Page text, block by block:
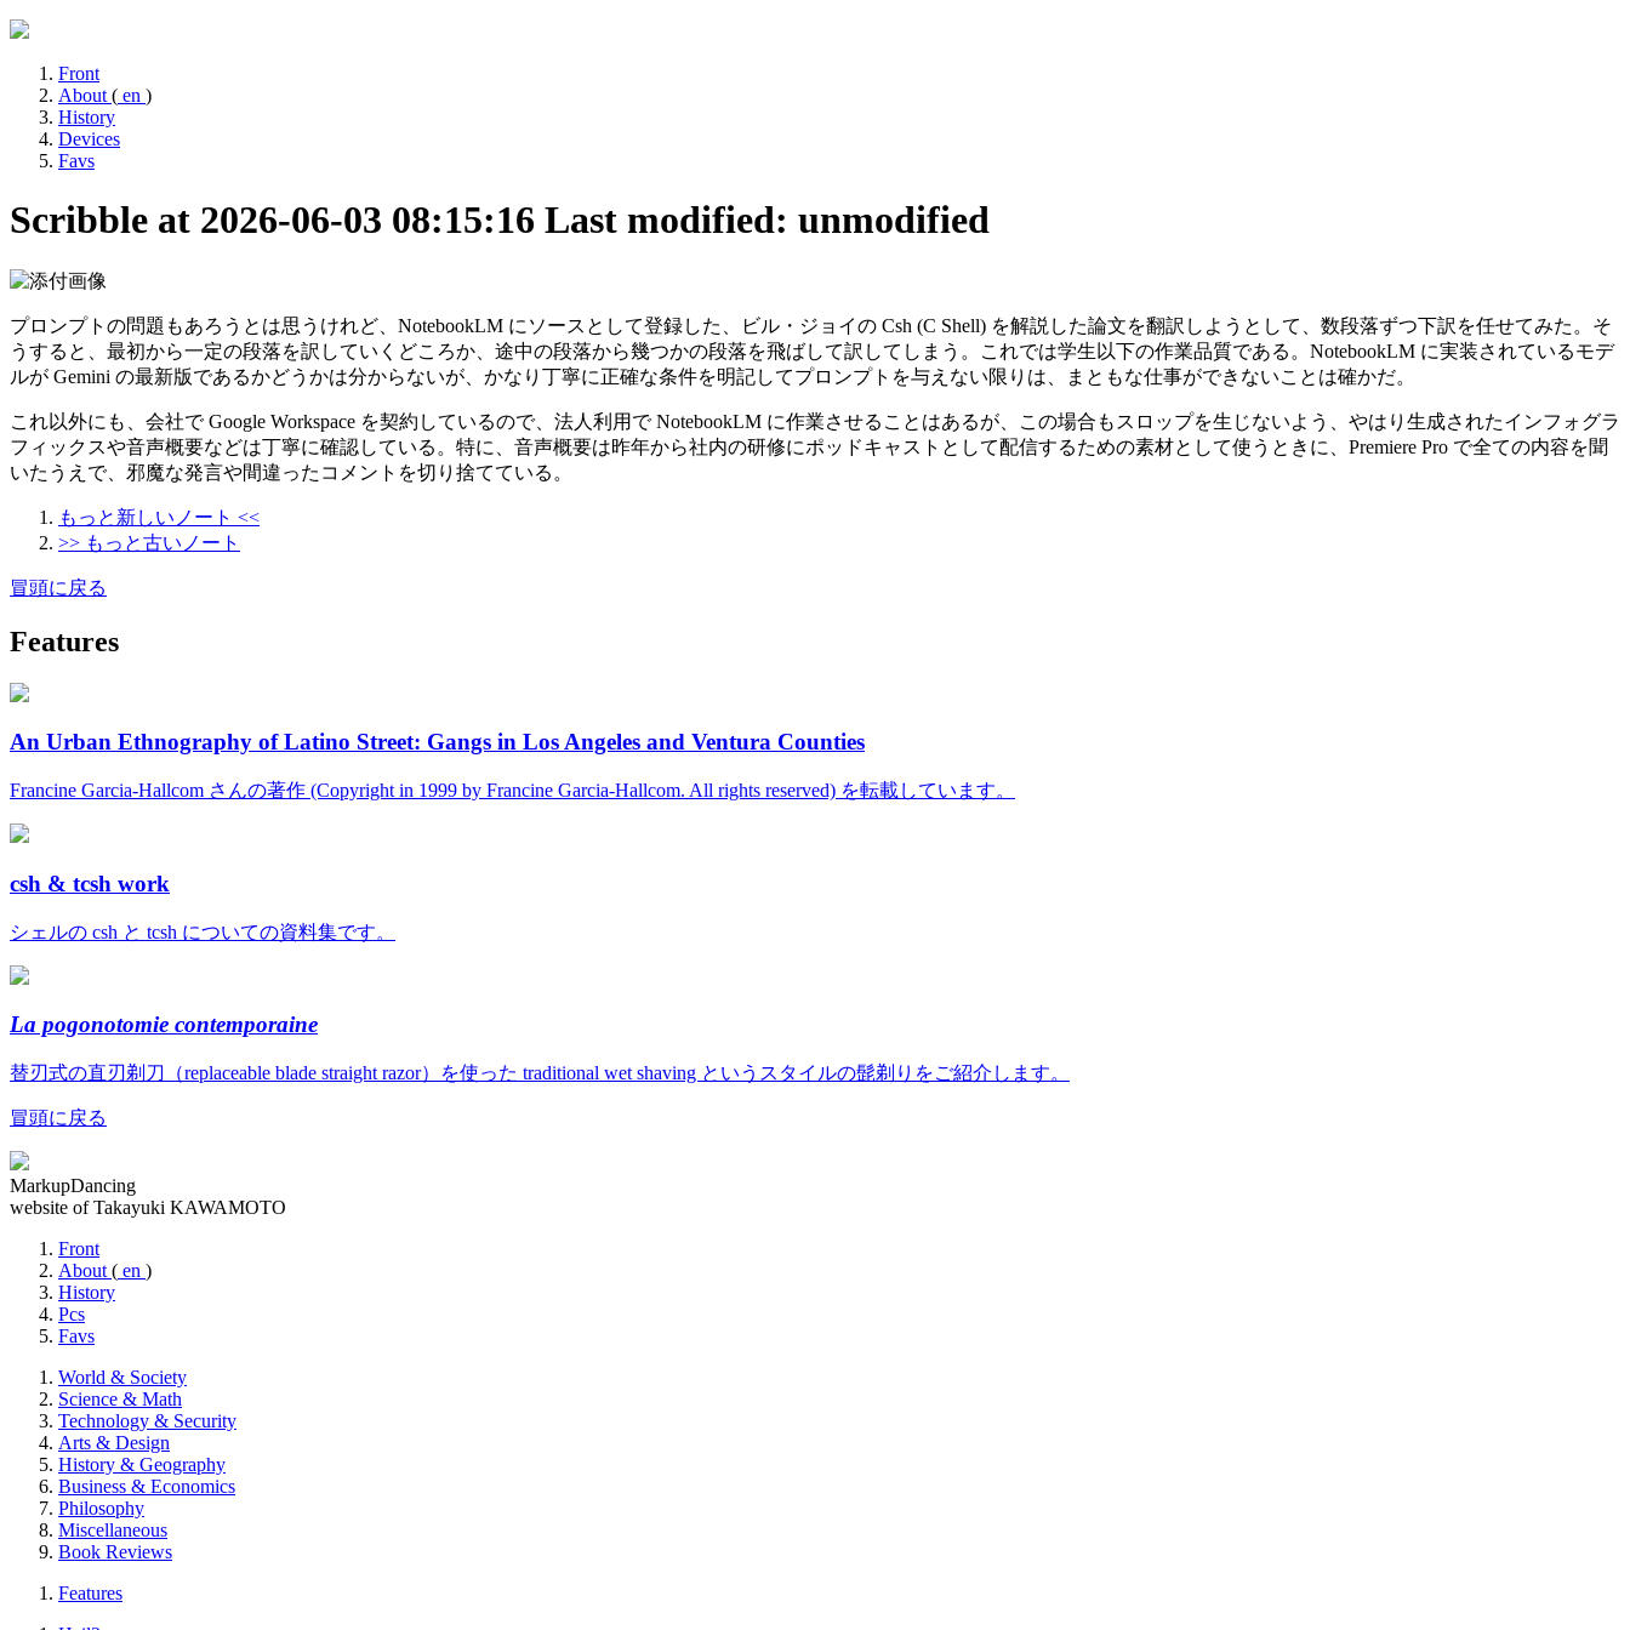
Front
About ( en )
History
Devices
Favs
Scribble at 2026-06-03 08:15:16 Last modified: unmodified
プロンプトの問題もあろうとは思うけれど、NotebookLM にソースとして登録した、ビル・ジョイの Csh (C Shell) を解説した論文を翻訳しようとして、数段落ずつ下訳を任せてみた。そ
うすると、最初から一定の段落を訳していくどころか、途中の段落から幾つかの段落を飛ばして訳してしまう。これでは学生以下の作業品質である。NotebookLM に実装されているモデ
ルが Gemini の最新版であるかどうかは分からないが、かなり丁寧に正確な条件を明記してプロンプトを与えない限りは、まともな仕事ができないことは確かだ。
これ以外にも、会社で Google Workspace を契約しているので、法人利用で NotebookLM に作業させることはあるが、この場合もスロップを生じないよう、やはり生成されたインフォグラ
フィックスや音声概要などは丁寧に確認している。特に、音声概要は昨年から社内の研修にポッドキャストとして配信するための素材として使うときに、Premiere Pro で全ての内容を聞
いたうえで、邪魔な発言や間違ったコメントを切り捨てている。
もっと新しいノート <<
>> もっと古いノート
冒頭に戻る
Features
An Urban Ethnography of Latino Street: Gangs in Los Angeles and Ventura Counties
Francine Garcia-Hallcom さんの著作 (Copyright in 1999 by Francine Garcia-Hallcom. All rights reserved) を転載しています。
csh & tcsh work
シェルの csh と tcsh についての資料集です。
La pogonotomie contemporaine
替刃式の直刃剃刀（replaceable blade straight razor）を使った traditional wet shaving というスタイルの髭剃りをご紹介します。
冒頭に戻る
MarkupDancing
website of Takayuki KAWAMOTO
Front
About ( en )
History
Pcs
Favs
World & Society
Science & Math
Technology & Security
Arts & Design
History & Geography
Business & Economics
Philosophy
Miscellaneous
Book Reviews
Features